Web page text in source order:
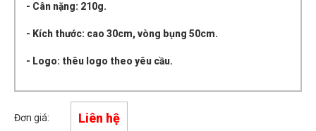
- Cân nặng: 210g.
- Kích thước: cao 30cm, vòng bụng 50cm.
- Logo: thêu logo theo yêu cầu.
Đơn giá: Liên hệ